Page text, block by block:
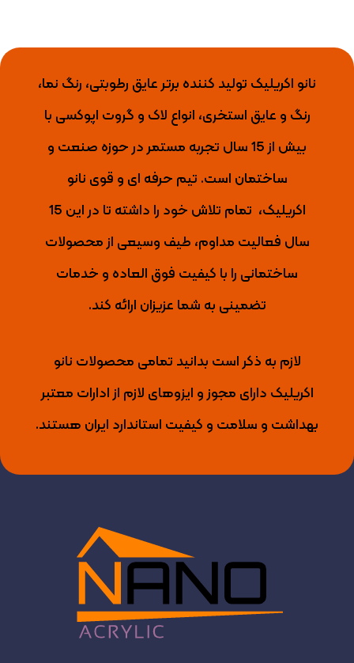
نانو اکریلیک تولید کننده برتر عایق رطوبتی، رنگ نما،
رنگ و عایق استخری، انواع لاک و گروت اپوکسی با
بیش از 15 سال تجربه مستمر در حوزه صنعت و
ساختمان است. تیم حرفه ای و قوی نانو
اکریلیک، تمام تلاش خود را داشته تا
در این 15
سال فعالیت مداوم، طیف وسیعی از محصولات
ساختمانی را با کیفیت فوق العاده و خدمات
تضمینی به شما عزیزان ارائه کند.
لازم به ذکر است بدانید تمامی محصولات نانو
اکریلیک دارای مجوز و ایزوهای لازم از ادارات معتبر
بهداشت و سلامت و کیفیت استاندارد ایران هستند.